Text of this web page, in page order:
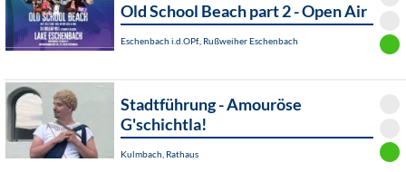
Old School Beach part 2 - Open Air
Eschenbach i.d.OPf., Rußweiher Eschenbach
Stadtführung - Amouröse
G'schichtla!
Kulmbach, Rathaus